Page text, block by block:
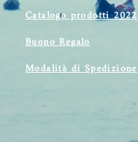
Catalogo prodotti 2022
Buono Regalo
Modalità di Spedizione